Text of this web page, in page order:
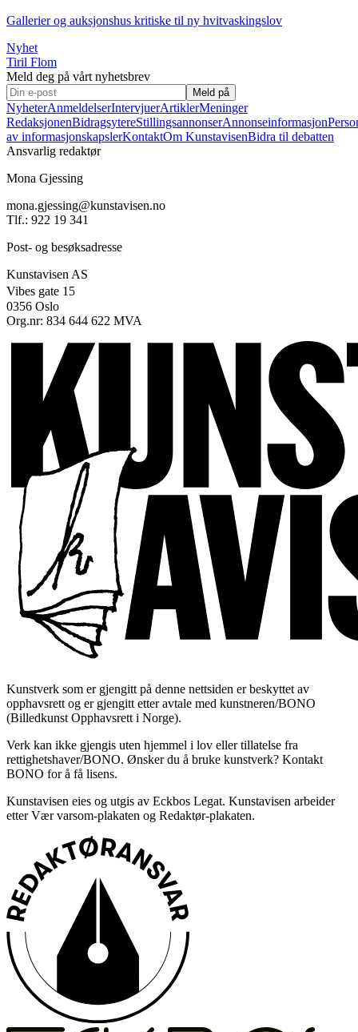
Gallerier og auksjonshus kritiske til ny hvitvaskingslov
Nyhet
Tiril Flom
Meld deg på vårt nyhetsbrev
Meld på
NyheterAnmeldelserIntervjuerArtiklerMeninger
RedaksjonenBidragsytereStillingsannonserAnnonseinformasjon
av informasjonskapslerKontaktOm KunstavisenBidra til debatten
Ansvarlig redaktør
Mona Gjessing
mona.gjessing@kunstavisen.no
Tlf.: 922 19 341
Post- og besøksadresse
Kunstavisen AS
Vibes gate 15
0356 Oslo
Org.nr: 834 644 622 MVA
Kunstverk som er gjengitt på denne nettsiden er beskyttet av
opphavsrett og er gjengitt etter avtale med kunstneren/BONO
(Billedkunst Opphavsrett i Norge).
Verk kan ikke gjengis uten hjemmel i lov eller tillatelse fra
rettighetshaver/BONO. Ønsker du å bruke kunstverk? Kontakt
BONO for å få lisens.
Kunstavisen eies og utgis av Eckbos Legat. Kunstavisen arbeider
etter Vær varsom-plakaten og Redaktør-plakaten.